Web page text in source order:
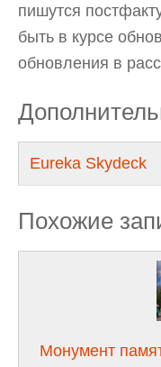
пишутся
быть в курсе
обновления в
Eureka Skydeck
Похожие
Монумент